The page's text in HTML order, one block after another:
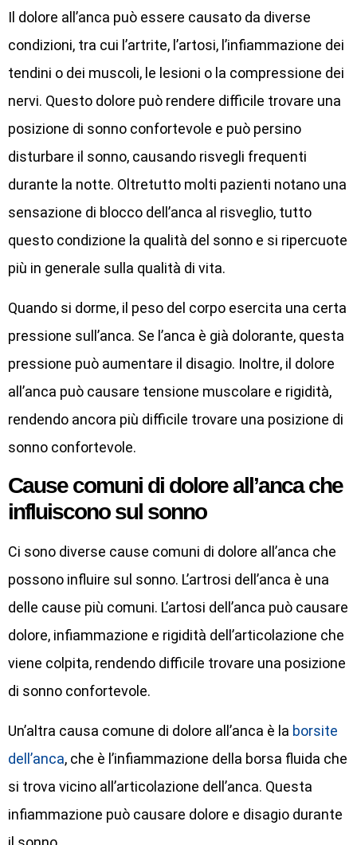
Il dolore all’anca può essere causato da diverse
condizioni, tra cui l’artrite, l’artosi, l’infiammazione dei
tendini o dei muscoli, le lesioni o la compressione dei
nervi. Questo dolore può rendere difficile trovare una
posizione di sonno confortevole e può persino
disturbare il sonno, causando risvegli frequenti
durante la notte. Oltretutto molti pazienti notano una
sensazione di blocco dell’anca al risveglio, tutto
questo condizione la qualità del sonno e si ripercuote
più in generale sulla qualità di vita.
Quando si dorme, il peso del corpo esercita una certa
pressione sull’anca. Se l’anca è già dolorante, questa
pressione può aumentare il disagio. Inoltre, il dolore
all’anca può causare tensione muscolare e rigidità,
rendendo ancora più difficile trovare una posizione di
sonno confortevole.
Cause comuni di dolore all’anca che
influiscono sul sonno
Ci sono diverse cause comuni di dolore all’anca che
possono influire sul sonno. L’artrosi dell’anca è una
delle cause più comuni. L’artosi dell’anca può causare
dolore, infiammazione e rigidità dell’articolazione che
viene colpita, rendendo difficile trovare una posizione
di sonno confortevole.
Un’altra causa comune di dolore all’anca è la borsite
dell’anca, che è l’infiammazione della borsa fluida che
si trova vicino all’articolazione dell’anca. Questa
infiammazione può causare dolore e disagio durante